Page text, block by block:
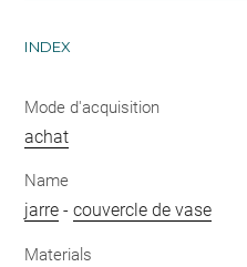
INDEX
Mode d'acquisition
achat
Name
jarre -couvercle de vase
Materials